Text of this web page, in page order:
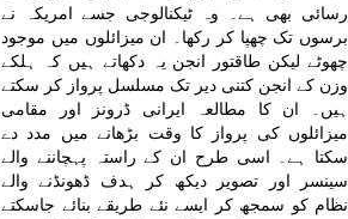
رسائی بھی ہے۔ وہ ٹیکنالوجی جسے امریکہ نے
برسوں تک چھپا کر رکھا۔ ان میزائلوں میں موجود
چھوٹے لیکن طاقتور انجن یہ دکھاتے ہیں کہ ہلکے
وزن کے انجن کتنی دیر تک مسلسل پرواز کر سکتے
ہیں۔ ان کا مطالعہ ایرانی ڈرونز اور مقامی
میزائلوں کی پرواز کا وقت بڑھانے میں مدد دے
سکتا ہے۔ اسی طرح ان کے راستہ پہچاننے والے
سینسر اور تصویر دیکھ کر ہدف ڈھونڈنے والے
نظام کو سمجھ کر ایسے نئے طریقے بنائے جاسکتے